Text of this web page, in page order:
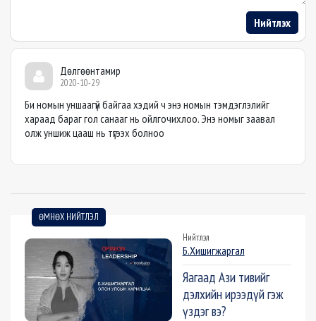
Нийтлэх
Дөлгөөнтамир
2020-10-29
Би номын уншаагүй байгаа хэдий ч энэ номын тэмдэглэлийг
хараад бараг гол санааг нь ойлгочихлоо. Энэ номыг заавал
олж уншиж цааш нь түгээх болноо
ӨМНӨХ НИЙТЛЭЛ
Нийтлэл
Б.Хишигжаргал
Яагаад Ази тивийг
дэлхийн ирээдүй гэж
үздэг вэ?